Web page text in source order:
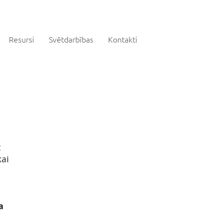
Resursi Svētdarbības Kontakti